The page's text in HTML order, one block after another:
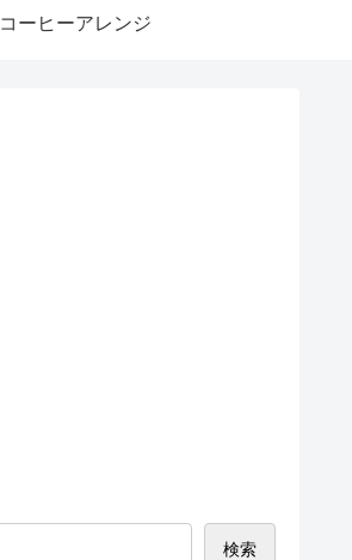
コーヒーアレンジ
検索